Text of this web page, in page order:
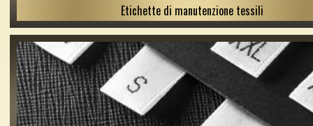
Etichette di manutenzione tessili